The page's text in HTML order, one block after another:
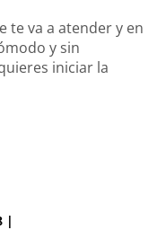
te va a atender y en
y sin
iniciar la
|